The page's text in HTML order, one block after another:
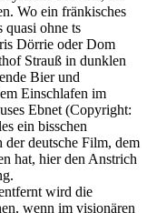
Wo ein fränkisches
quasi ohne ts
Dörrie oder Dom
Strauß in dunklen
Bier und
Einschlafen im
Ebnet (Copyright:
ein bisschen
der deutsche Film, dem
hat, hier den Anstrich
wird die
wenn im visionären